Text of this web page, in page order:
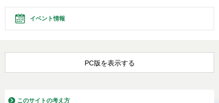
イベント情報
PC版を表示する
このサイトの考え方